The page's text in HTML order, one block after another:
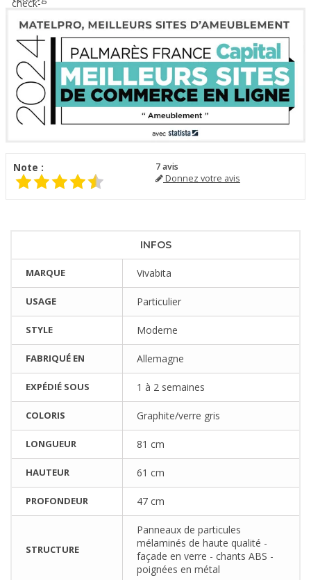
Note : 7avis
Donnez votre avis
INFOS
MARQUE Vivabita
USAGE Particulier
STYLE Moderne
FABRIQUÉ EN Allemagne
EXPÉDIÉ SOUS 1 à 2 semaines
COLORIS Graphite/verre gris
LONGUEUR 81 cm
HAUTEUR 61 cm
PROFONDEUR 47 cm
STRUCTURE
Panneaux de particules
mélaminés de haute qualité -
façade en verre - chants ABS -
poignées en métal